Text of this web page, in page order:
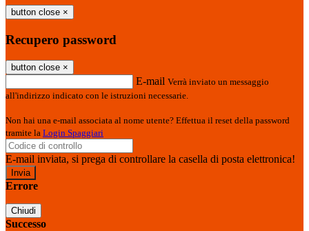
button close ×
Recupero password
button close ×
E-mail Verrà inviato un messaggio
all'indirizzo indicato con le istruzioni necessarie.
Non hai una e-mail associata al nome utente? Effettua il reset della password
tramite la Login Spaggiari
E-mail inviata, si prega di controllare la casella di posta elettronica!
Errore
Chiudi
Successo